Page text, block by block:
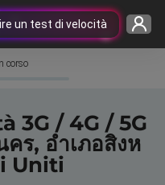
un test di velocità
corso
3G / 4G / 5G
ร, อำเภอสิงห
Uniti